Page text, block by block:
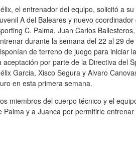
el entrenador del equipo, solicitó a
A del Baleares y nuevo coordinador
C. Palma, Juan Carlos
durante la semana del 22 al 29
de terreno de juego para iniciar
aceptación por parte de la Directiva del
Garcia, Xisco Segura y Alvaro
en esta primera semana.
miembros del cuerpo técnico y el
y a Juanca por permitirle